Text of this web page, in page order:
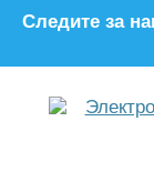
Следите за